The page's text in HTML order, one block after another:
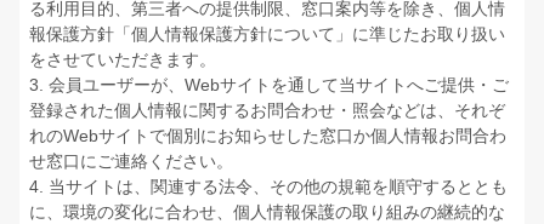
る利用目的、第三者への提供制限、窓口案内等を除き、個人情
報保護方針「個人情報保護方針について」に準じたお取り扱い
をさせていただきます。
3. 会員ユーザーが、Webサイトを通して当サイトへご提供・ご
登録された個人情報に関するお問合わせ・照会などは、それぞ
れのWebサイトで個別にお知らせした窓口か個人情報お問合わ
せ窓口にご連絡ください。
4. 当サイトは、関連する法令、その他の規範を順守するととも
に、環境の変化に合わせ、個人情報保護の取り組みの継続的な